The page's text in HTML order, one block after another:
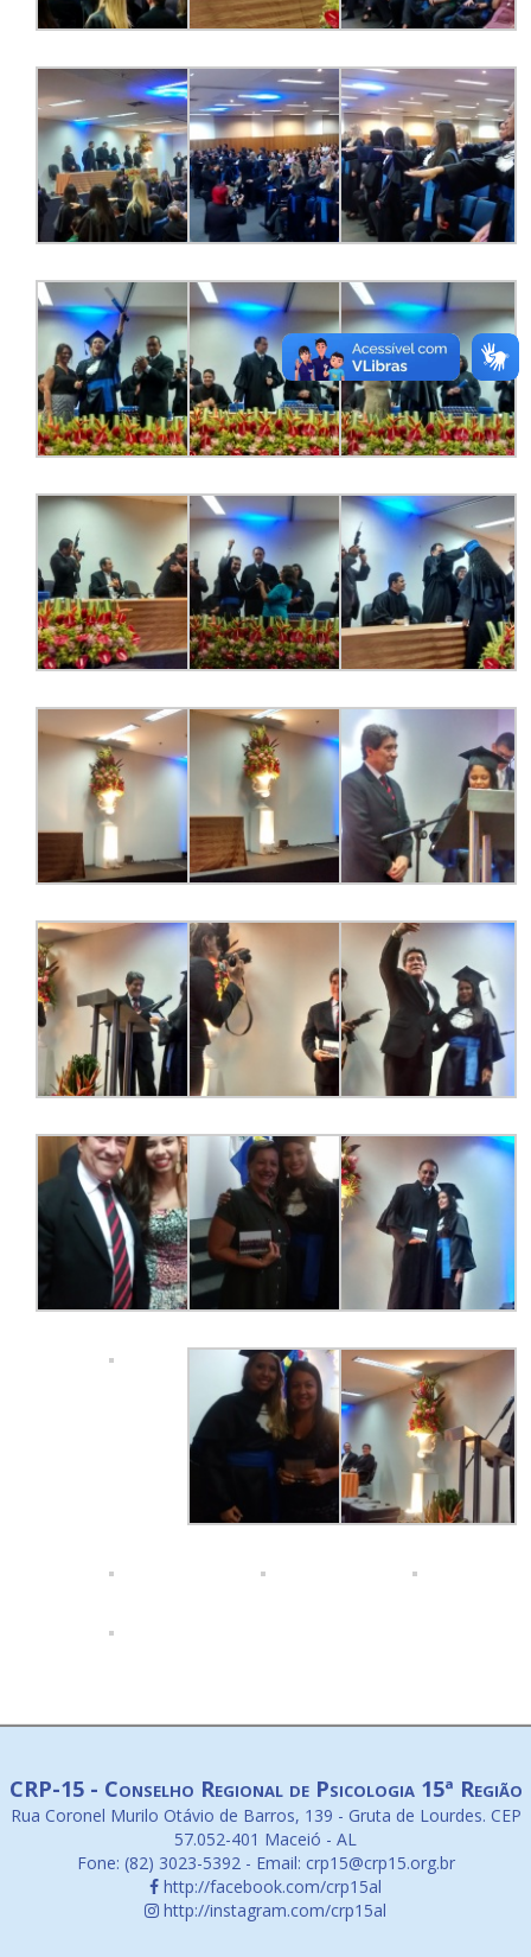
CRP-15 - Conselho Regional de Psicologia 15ª Região
Rua Coronel Murilo Otávio de Barros, 139 - Gruta de Lourdes. CEP
57.052-401 Maceió - AL
Fone: (82) 3023-5392 - Email: crp15@crp15.org.br
http://facebook.com/crp15al
http://instagram.com/crp15al